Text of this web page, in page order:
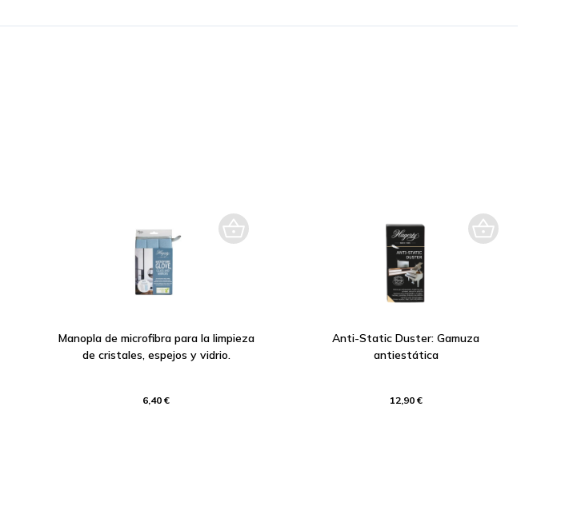
Manopla de microfibra para la limpieza
de cristales, espejos y vidrio.
6,40 €
Anti-Static Duster: Gamuza
antiestática
12,90 €